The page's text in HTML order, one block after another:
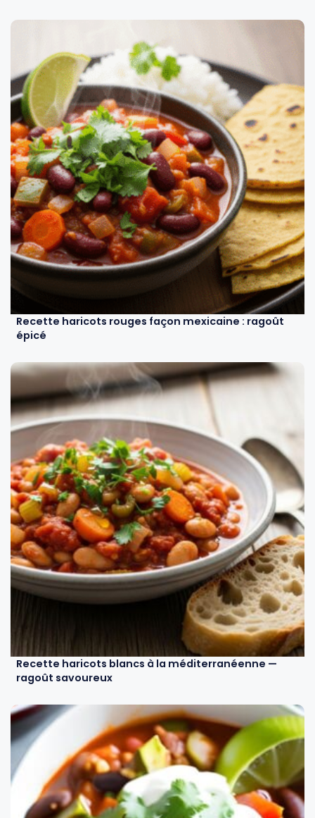
Recette haricots rouges façon mexicaine : ragoût
épicé
Recette haricots blancs à la méditerranéenne —
ragoût savoureux